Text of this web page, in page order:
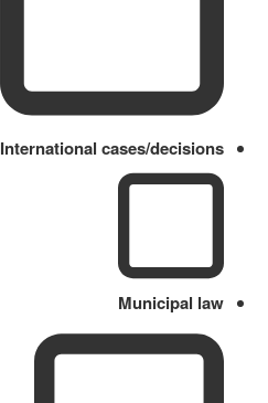
International cases/decisions
Municipal law